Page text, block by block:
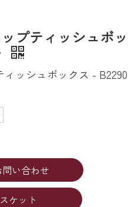
プティッシュボ
ィッシュボックス - B2290
問い合わせ
ケット